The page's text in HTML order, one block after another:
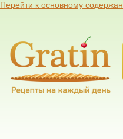
Перейти к основному